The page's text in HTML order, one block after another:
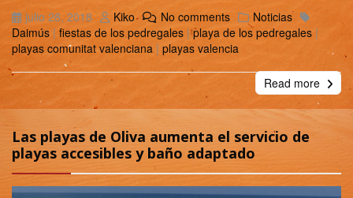
julio 28, 2018 Kiko No comments
Noticias
Daimús | fiestas de los pedregales |playa de los pedregales |
playas comunitat valenciana | playas valencia
Read more
Las playas de Oliva aumenta el servicio de
playas accesibles y baño adaptado